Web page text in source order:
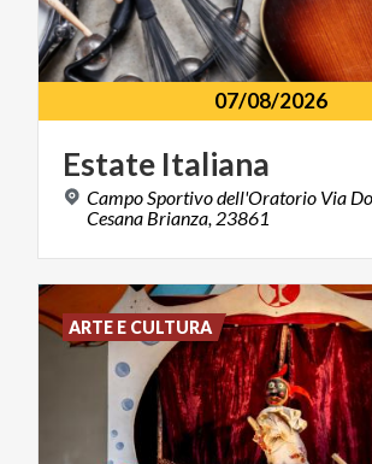
07/08/2026
Estate Italiana
Campo Sportivo dell'Oratorio Via
Cesana Brianza, 23861
ARTE E CULTURA